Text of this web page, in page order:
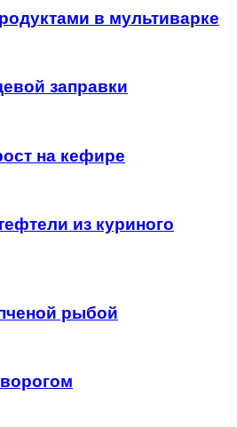
в мультиварке
заправки
на кефире
из куриного
рыбой